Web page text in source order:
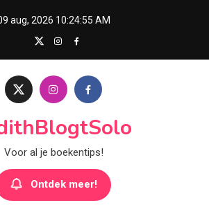
aug, 2026 10:24:56 AM
Voor al je boekentips!
Ontdek meer!